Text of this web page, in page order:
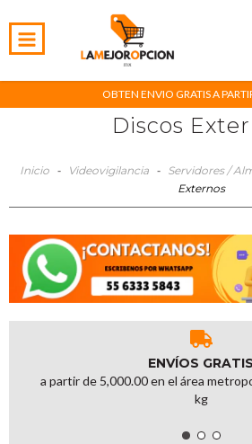
OBTEN ENVIO GRATIS A
Discos
Inicio - Videovigilancia - Servidores /
Externos
ENVÍOS GRATIS
a partir de 5,000.00 en el área
kg